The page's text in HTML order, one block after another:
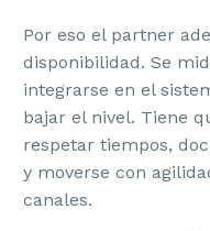
Por eso el partner
disponibilidad. Se
integrarse en el
bajar el nivel. Tiene
respetar tiempos,
y moverse con
canales.